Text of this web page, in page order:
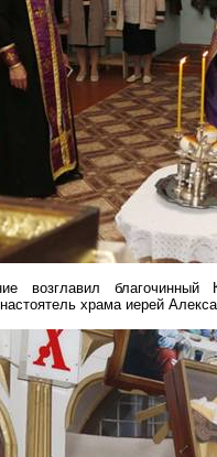
возглавил
храма иерей